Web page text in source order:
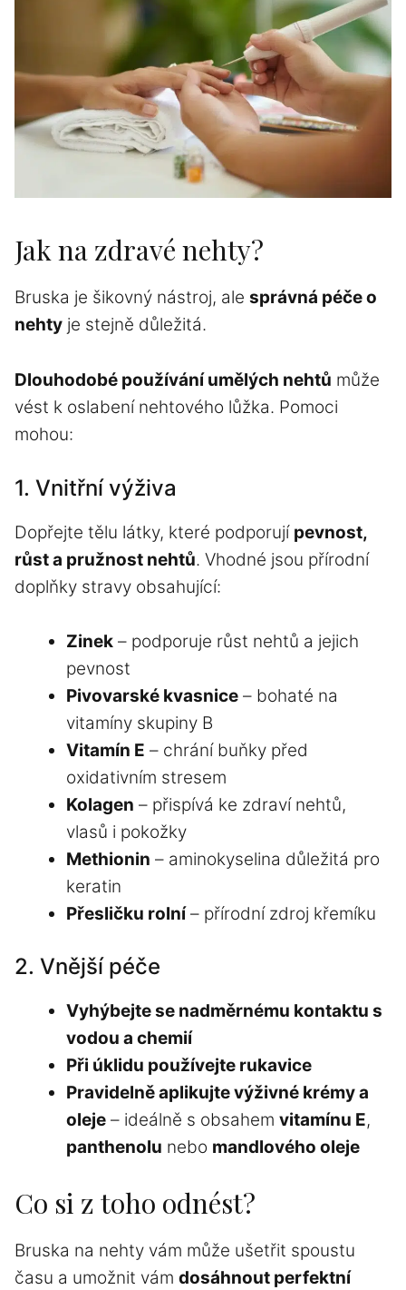
Jak na zdravé nehty?
Bruska je šikovný nástroj, ale správná péče o
nehty je stejně důležitá.
Dlouhodobé používání umělých nehtů může
vést k oslabení nehtového lůžka. Pomoci
mohou:
1. Vnitřní výživa
Dopřejte tělu látky, které podporují pevnost,
růst a pružnost nehtů. Vhodné jsou přírodní
doplňky stravy obsahující:
Zinek – podporuje růst nehtů a jejich
pevnost
Pivovarské kvasnice – bohaté na
vitamíny skupiny B
Vitamín E – chrání buňky před
oxidativním stresem
Kolagen – přispívá ke zdraví nehtů,
vlasů i pokožky
Methionin – aminokyselina důležitá pro
keratin
Přesličku rolní– přírodní zdroj křemíku
2. Vnější péče
Vyhýbejte se nadměrnému kontaktu s
vodou a chemií
Při úklidu používejte rukavice
Pravidelně aplikujte výživné krémy a
oleje – ideálně s obsahem vitamínu E,
panthenolu nebo mandlového oleje
Co si z toho odnést?
Bruska na nehty vám může ušetřit spoustu
času a umožnit vám dosáhnout perfektní